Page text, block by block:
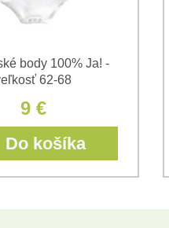
body 100% Ja! -
62-68
9 €
košíka